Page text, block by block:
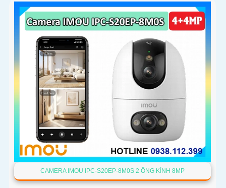
CAMERA IMOU IPC-S20EP-8M0S 2 ỐNG KÍNH 8MP